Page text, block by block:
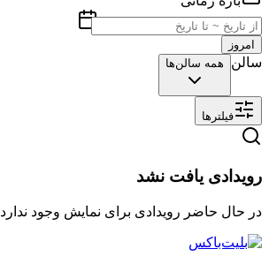
امروز
سالن همه سالن‌ها
فیلترها
رویدادی یافت نشد
در حال حاضر رویدادی برای نمایش وجود ندارد